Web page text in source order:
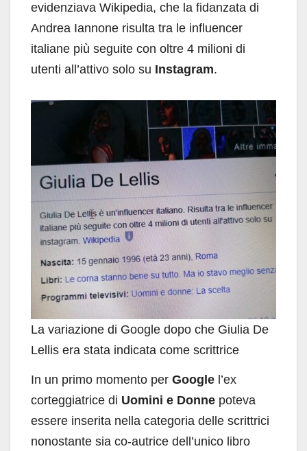
evidenziava Wikipedia, che la fidanzata di
Andrea Iannone risulta tra le influencer
italiane più seguite con oltre 4 milioni di
utenti all’attivo solo su Instagram.
La variazione di Google dopo che Giulia De
Lellis era stata indicata come scrittrice
In un primo momento per Google l’ex
corteggiatrice di Uomini e Donne poteva
essere inserita nella categoria delle scrittrici
nonostante sia co-autrice dell’unico libro